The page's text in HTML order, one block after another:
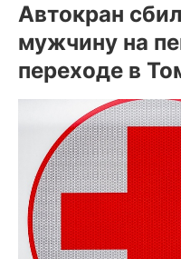
Автокран
мужчину на
переходе в